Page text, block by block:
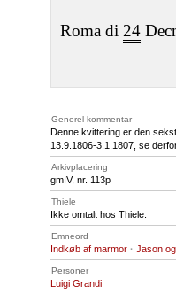
Roma di 24
Generel kommentar
Denne kvittering er den
13.9.1806-3.1.1807, se
Arkivplacering
gmIV, nr. 113p
Thiele
Ikke omtalt hos Thiele.
Emneord
Indkøb af marmor · Jason
Personer
Luigi Grandi